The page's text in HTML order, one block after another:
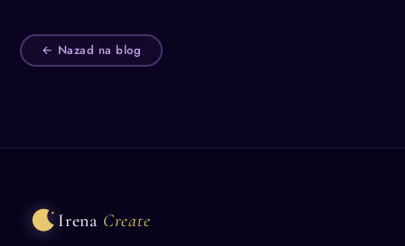
← Nazad na blog
Irena Create